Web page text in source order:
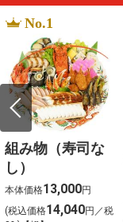
No.1
組み物（寿司な
し）
本体価格13,000円
(税込価格14,040円／税